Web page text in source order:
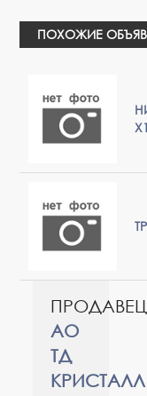
ПОХОЖИЕ
АО
ТД
КРИСТАЛЛ